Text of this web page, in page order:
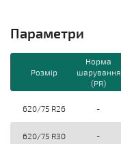
Параметри
Розмір
Норма
шарування
(PR)
620/75 R26 -
620/75 R30 -